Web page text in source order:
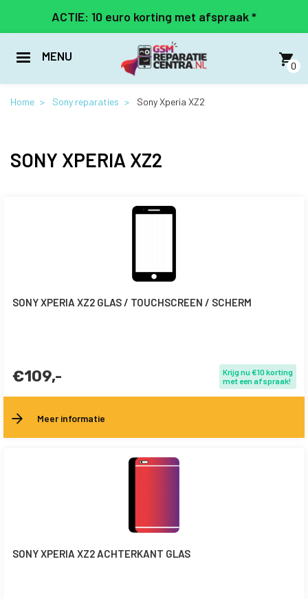
naar
inhoud
ACTIE: 10 euro korting met afspraak *
MENU
0
Home Sony reparaties Sony Xperia XZ2
SONY XPERIA XZ2
SONY XPERIA XZ2 GLAS / TOUCHSCREEN / SCHERM
€109,-
Krijg nu €10 korting
met een afspraak!
Meer informatie
SONY XPERIA XZ2 ACHTERKANT GLAS